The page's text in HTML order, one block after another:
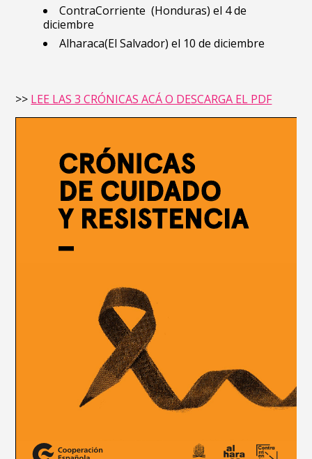
ContraCorriente (Honduras) el 4 de
diciembre
Alharaca(El Salvador) el 10 de diciembre
>> LEE LAS 3 CRÓNICAS ACÁ O DESCARGA EL PDF